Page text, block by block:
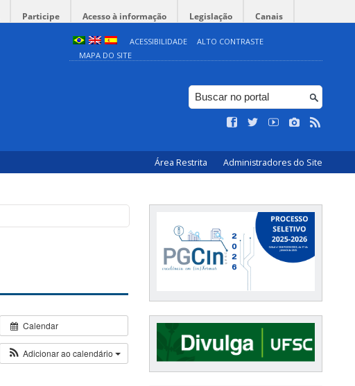
Participe Acesso à informação Legislação Canais
ACESSIBILIDADE
ALTO CONTRASTE
MAPA DO SITE
Área Restrita Administradores do Site
Calendar
Adicionar ao calendário